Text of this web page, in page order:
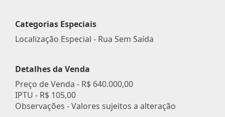
Categorias Especiais
Localização Especial - Rua Sem Saída
Detalhes da Venda
Preço de Venda - R$ 640.000,00
IPTU - R$ 105,00
Observações - Valores sujeitos a alteração